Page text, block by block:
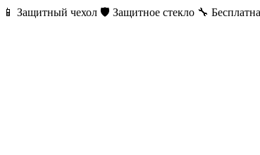
📱 Защитный чехол 🛡️ Защитное стекло 🔧